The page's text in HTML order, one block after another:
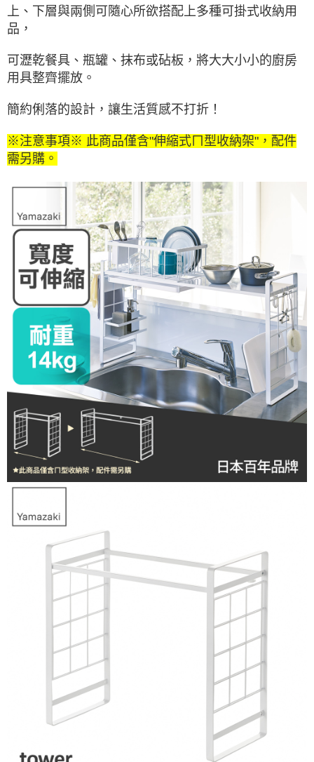
上、下層與兩側可隨心所欲搭配上多種可掛式收納用
品，
可瀝乾餐具、瓶罐、抹布或砧板，將大大小小的廚房
用具整齊擺放。
簡約俐落的設計，讓生活質感不打折！
※注意事項※ 此商品僅含"伸縮式ㄇ型收納架"，配件
需另購。